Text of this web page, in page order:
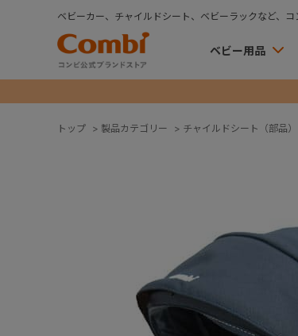
ベビーカー、チャイルドシート、ベビーラックなど、
ベビー用品
トップ > 製品カテゴリー > チャイルドシート（部品）